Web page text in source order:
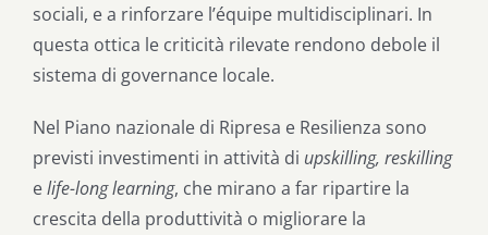
sociali, e a rinforzare l’équipe multidisciplinari. In
questa ottica le criticità rilevate rendono debole il
sistema di governance locale.
Nel Piano nazionale di Ripresa e Resilienza sono
previsti investimenti in attività di upskilling, reskilling
elife-long learning, che mirano a far ripartire la
crescita della produttività o migliorare la